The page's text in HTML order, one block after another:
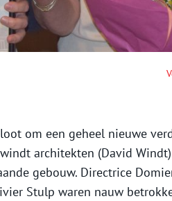
om een geheel nieuwe
architekten (David
gebouw. Directrice
Stulp waren nauw